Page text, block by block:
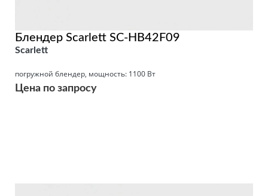
Блендер Scarlett SC-HB42F09
Scarlett
погружной блендер, мощность: 1100 Вт
Цена по запросу